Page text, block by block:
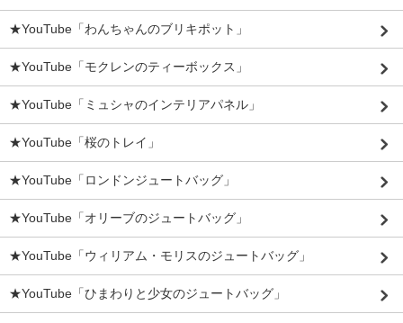
★YouTube「わんちゃんのブリキポット」
★YouTube「モクレンのティーボックス」
★YouTube「ミュシャのインテリアパネル」
★YouTube「桜のトレイ」
★YouTube「ロンドンジュートバッグ」
★YouTube「オリーブのジュートバッグ」
★YouTube「ウィリアム・モリスのジュートバッグ」
★YouTube「ひまわりと少女のジュートバッグ」